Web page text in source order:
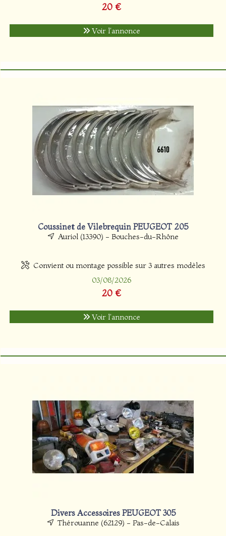
20 €
Voir l'annonce
Coussinet de Vilebrequin PEUGEOT 205
Auriol (13390) - Bouches-du-Rhône
Convient ou montage possible sur 3 autres modèles
03/08/2026
20 €
Voir l'annonce
Divers Accessoires PEUGEOT 305
Thérouanne (62129) - Pas-de-Calais